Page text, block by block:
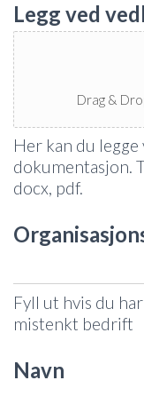
Legg ved
Drag &
Her kan du
dokumentasjon.
docx, pdf.
Fyll ut hvis du
mistenkt bedrift
Navn